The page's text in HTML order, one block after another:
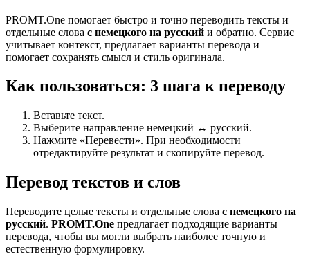
PROMT.One помогает быстро и точно переводить тексты и
отдельные слова с немецкого на русский и обратно. Сервис
учитывает контекст, предлагает варианты перевода и
помогает сохранять смысл и стиль оригинала.
Как пользоваться: 3 шага к переводу
Вставьте текст.
Выберите направление немецкий ↔ русский.
Нажмите «Перевести». При необходимости
отредактируйте результат и скопируйте перевод.
Перевод текстов и слов
Переводите целые тексты и отдельные слова с немецкого на
русский. PROMT.One предлагает подходящие варианты
перевода, чтобы вы могли выбрать наиболее точную и
естественную формулировку.